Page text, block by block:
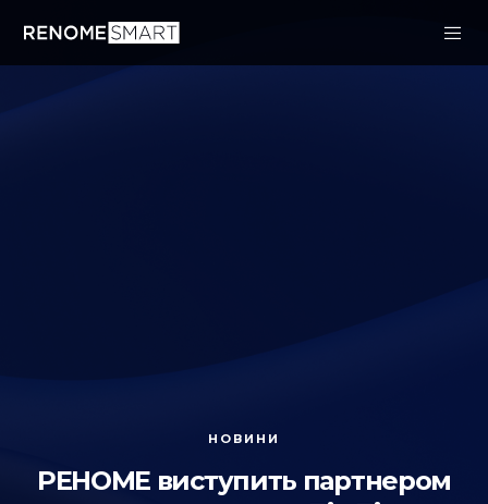
НОВИНИ
РЕНОМЕ виступить партнером